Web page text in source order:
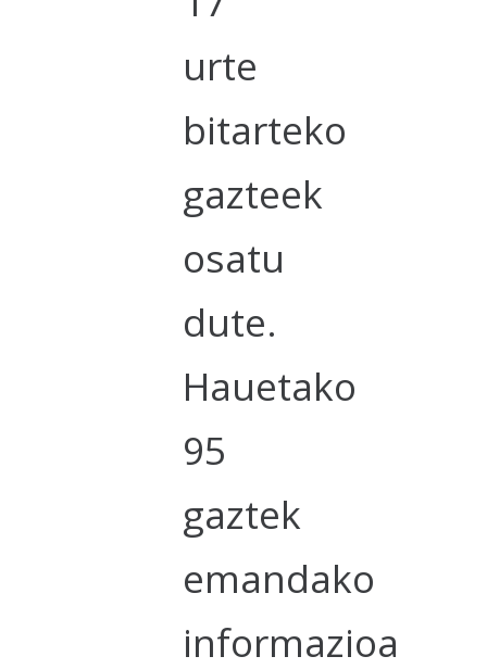
urte
bitarteko
gazteek
osatu
dute.
Hauetako
95
gaztek
emandako
informazioa